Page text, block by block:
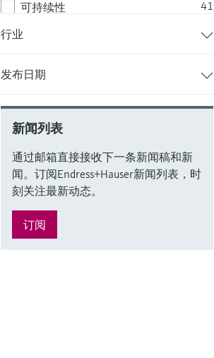
可持续性 41
客户与合作伙伴 2
数字化 31
循环经济
疫情
员工与企业文化 45
行业
发布日期
新闻列表
通过邮箱直接接收下一条新闻稿和新
闻。订阅Endress+Hauser新闻列表，时
刻关注最新动态。
订阅